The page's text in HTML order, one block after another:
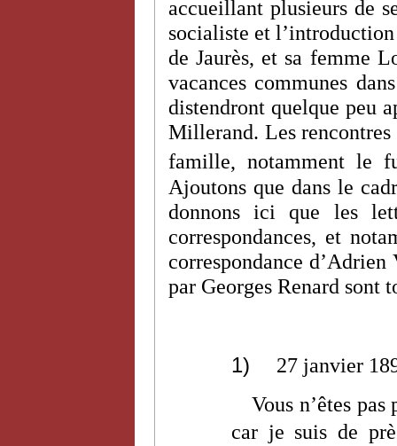
accueillant plusieurs de
socialiste et
de Jaurès, et sa femme
vacances communes
distendront quelque peu
Millerand. Les rencontres
famille, notamment le
Ajoutons que dans le
donnons ici que les
correspondances, et
correspondance d’Adrien
par Georges Renard sont
1)
27 janvier
Vous n’êtes
car je suis de